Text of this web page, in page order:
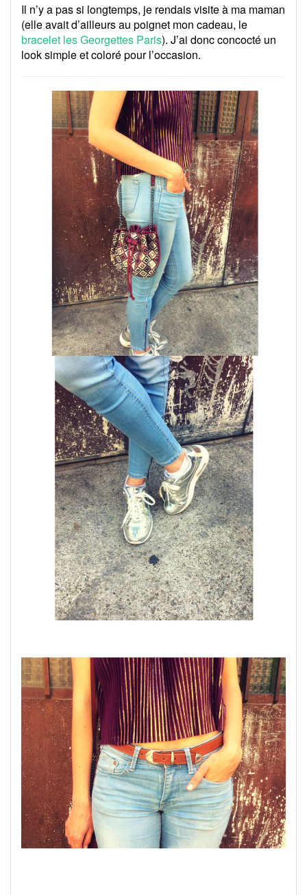
Il n’y a pas si longtemps, je rendais visite à ma maman
(elle avait d’ailleurs au poignet mon cadeau, le
bracelet les Georgettes Paris). J’ai donc concocté un
look simple et coloré pour l’occasion.